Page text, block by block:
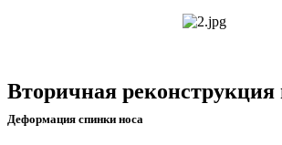
Вторичная реконструкция
Деформация спинки носа